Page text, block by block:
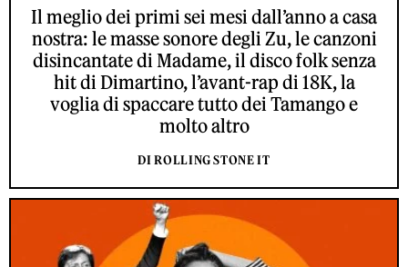
Il meglio dei primi sei mesi dall’anno a casa
nostra: le masse sonore degli Zu, le canzoni
disincantate di Madame, il disco folk senza
hit di Dimartino, l’avant-rap di 18K, la
voglia di spaccare tutto dei Tamango e
molto altro
DI ROLLING STONE IT